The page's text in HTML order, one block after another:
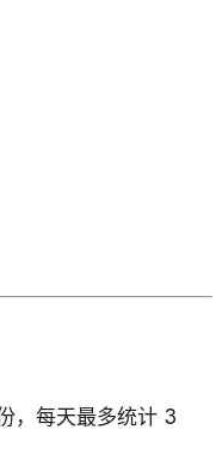
，每天最多统计 3